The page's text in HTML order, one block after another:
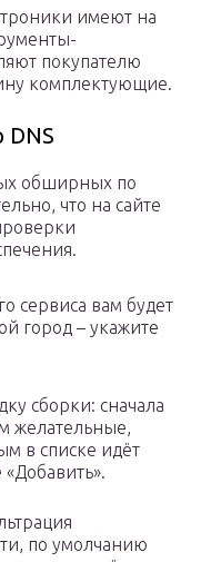
имеют на
покупателю
комплектующие.
DNS
обширных по
что на сайте
сервиса вам будет
город – укажите
сборки: сначала
желательные,
в списке идёт
по умолчанию